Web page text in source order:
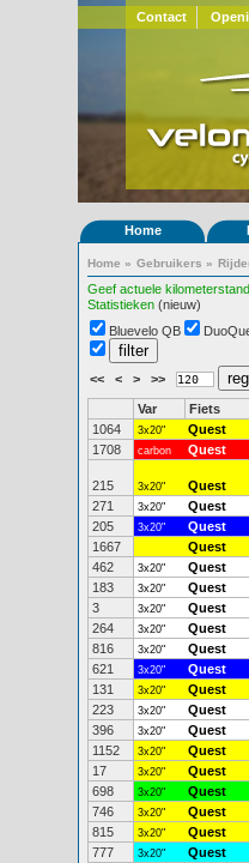
Contact
Home
Home » Gebruikers »
Geef actuele
Statistieken (nieuw)
Bluevelo QB
<< < > >>
Var Fiets
1064
3x20" Quest
1708
carbon Quest
215 3x20" Quest
271
3x20" Quest
205
3x20" Quest
1667
Quest
462
3x20" Quest
183
3x20" Quest
3
3x20" Quest
264
3x20" Quest
816
3x20" Quest
621
3x20" Quest
131
3x20" Quest
223
3x20" Quest
396
3x20" Quest
1152
3x20" Quest
17
3x20" Quest
698
3x20" Quest
746
3x20" Quest
815
3x20" Quest
777
3x20" Quest